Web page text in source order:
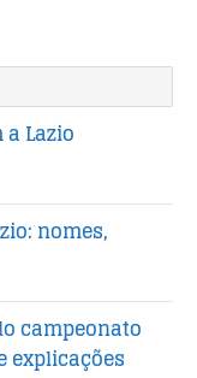
Lazio
nomes,
campeonato
explicações